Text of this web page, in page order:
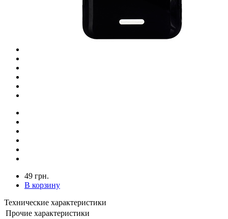
49 грн.
В корзину
Технические характеристики
Прочие характеристики